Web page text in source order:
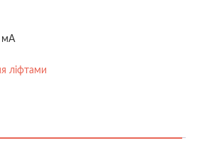
мА
ліфтами